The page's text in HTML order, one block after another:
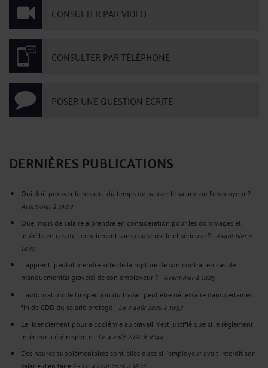
CONSULTER PAR VIDÉO
CONSULTER PAR TÉLÉPHONE
POSER UNE QUESTION ÉCRITE
DERNIÈRES PUBLICATIONS
Qui doit prouver le respect du temps de pause : le salarié ou l'employeur ?-
Avant-hier à 19:04
Quel mois de salaire à prendre en considération pour les dommages et
intérêts en cas de licenciement sans cause réelle et sérieuse ?-Avant-hier à
18:41
L'apprenti peut-il prendre acte de la rupture de son contrat en cas de
manquement(s) grave(s) de son employeur ?-Avant-hier à 18:25
L'autorisation de l'inspection du travail peut être nécessaire dans certaines
fin de CDD du salarié protégé- Le 4 août 2026 à 18:57
Le licenciement pour alcoolémie au travail n'est justifié que si le règlement
intérieur a été respecté- Le 4 août 2026 à 18:44
Des heures supplémentaires sont-elles dues si l'employeur avait interdit son
salarié d'en faire ?- Le 4 août 2026 à 18:22